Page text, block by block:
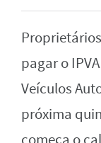
pagar o
Veículos
próxima